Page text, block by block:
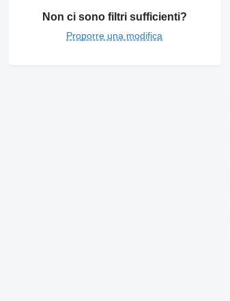
Non ci sono filtri sufficienti?
Proporre una modifica